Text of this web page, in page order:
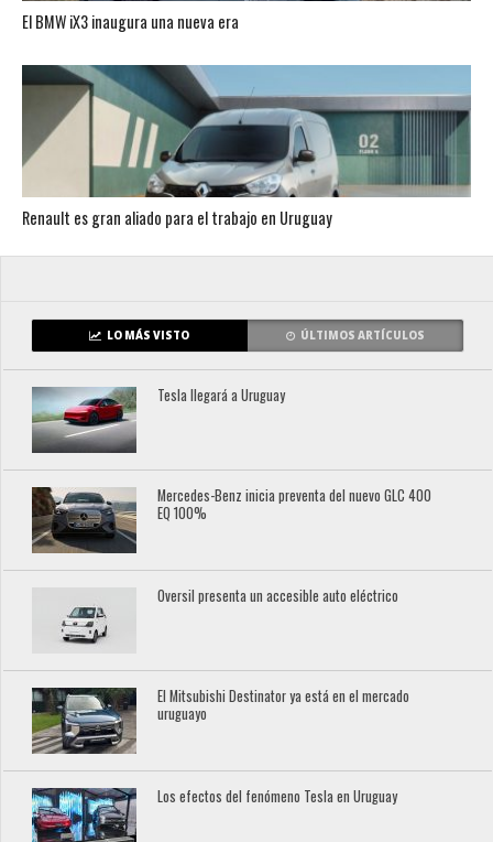
El BMW iX3 inaugura una nueva era
Renault es gran aliado para el trabajo en Uruguay
LO MÁS VISTO ÚLTIMOS ARTÍCULOS
Tesla llegará a Uruguay
Mercedes-Benz inicia preventa del nuevo GLC 400
EQ 100%
Oversil presenta un accesible auto eléctrico
El Mitsubishi Destinator ya está en el mercado
uruguayo
Los efectos del fenómeno Tesla en Uruguay